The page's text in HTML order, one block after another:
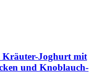
Kräuter-Joghurt mit
und Knoblauch-